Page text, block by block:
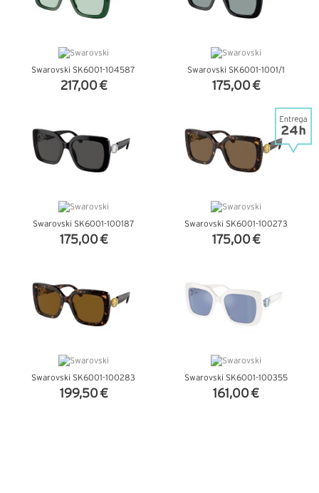
Swarovski SK6001-104587
217,00 €
Swarovski SK6001-1001/1
175,00 €
Swarovski SK6001-100187
175,00 €
Swarovski SK6001-100273
175,00 €
Swarovski SK6001-100283
199,50 €
Swarovski SK6001-100355
161,00 €